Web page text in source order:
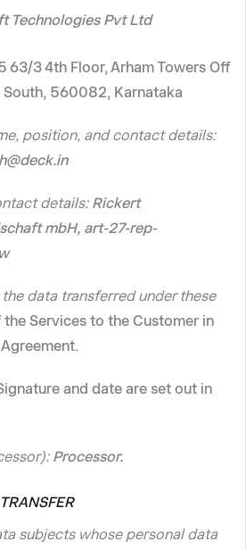
Technologies Pvt Ltd
63/3 4th Floor, Arham Towers Off
South, 560082, Karnataka
position, and contact details:
details: Rickert
mbH, art-27-rep-
data transferred under these
Services to the Customer in
and date are set out in
Processor.
subjects whose personal data